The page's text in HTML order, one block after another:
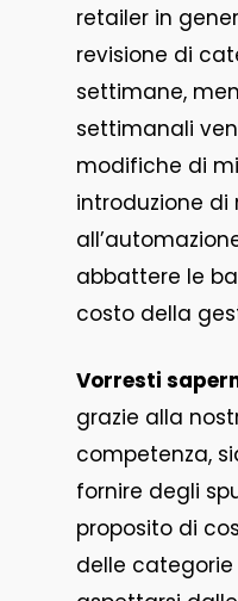
retailer in
revisione di
settimane,
settimanali
modifiche di
introduzione di
abbattere le
costo della
Vorresti
grazie alla
competenza,
fornire degli
proposito di
delle